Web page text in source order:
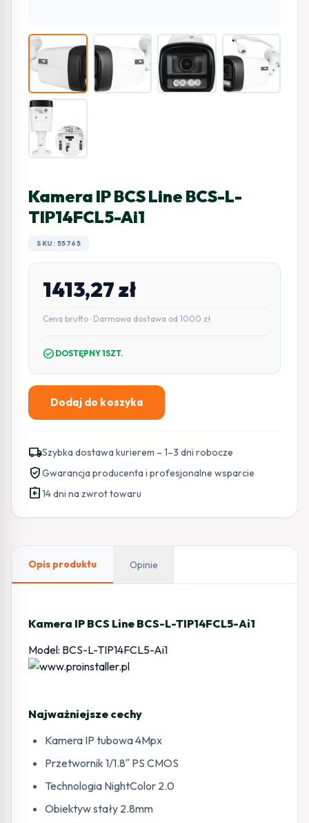
Kamera IP BCS Line BCS-L-
TIP14FCL5-Ai1
SKU: 55765
1413,27zł
Cena brutto · Darmowa dostawa od 1000 zł
check_circle DOSTĘPNY 1SZT.
ilość
BCS
Line
BCS-
Dodaj do koszyka
local_shippingSzybka dostawa kurierem – 1–3 dni robocze
verified_userGwarancja producenta i profesjonalne wsparcie
assignment_return14 dni na zwrot towaru
Opis produktu Opinie
Kamera IP BCS Line BCS-L-TIP14FCL5-Ai1
Model: BCS-L-TIP14FCL5-Ai1
Najważniejsze cechy
Kamera IP tubowa 4Mpx
Przetwornik 1/1.8″ PS CMOS
Technologia NightColor 2.0
Obiektyw stały 2.8mm